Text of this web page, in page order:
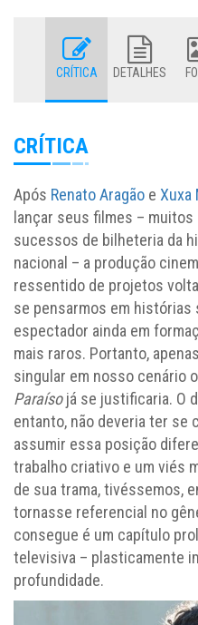
CRÍTICA DETALHES
CRÍTICA
Após Renato Aragão e Xuxa
lançar seus filmes –
sucessos de bilheteria da
nacional – a produção
ressentido de projetos
se pensarmos em histórias
espectador ainda em
mais raros. Portanto,
singular em nosso cenário
Paraísojá se justificaria. O
entanto, não deveria ter se
assumir essa posição
trabalho criativo e um viés
de sua trama, tivéssemos,
tornasse referencial no
consegue é um capítulo
televisiva – plasticamente
profundidade.